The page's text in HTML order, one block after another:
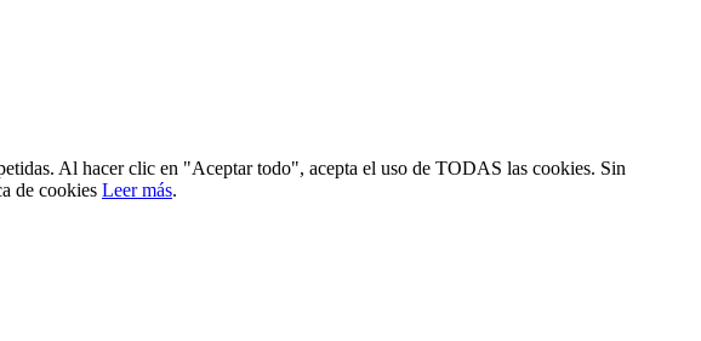
Al hacer clic en "Aceptar todo", acepta el uso de TODAS las cookies. Sin
de cookies Leer más.